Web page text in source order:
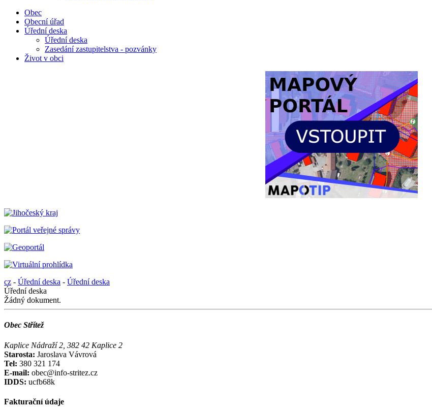
Obec
Obecní úřad
Úřední deska
Úřední deska
Zasedání zastupitelstva - pozvánky
Život v obci
cz - Úřední deska - Úřední deska
Úřední deska
Žádný dokument.
Obec Střítež
Kaplice Nádraží 2, 382 42 Kaplice 2
Starosta: Jaroslava Vávrová
Tel: 380 321 174
E-mail: obec@info-stritez.cz
IDDS: ucfb68k
Fakturační údaje